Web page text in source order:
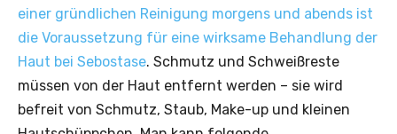
einer gründlichen Reinigung morgens und abends ist
die Voraussetzung für eine wirksame Behandlung der
Haut bei Sebostase. Schmutz und Schweißreste
müssen von der Haut entfernt werden – sie wird
befreit von Schmutz, Staub, Make-up und kleinen